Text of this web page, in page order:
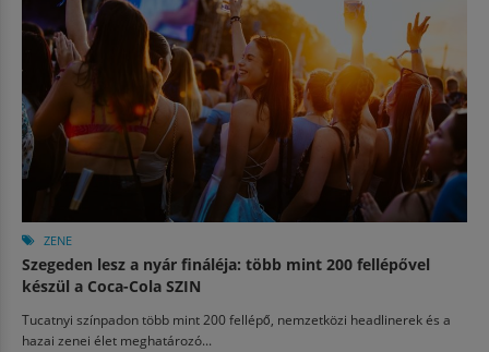
ZENE
Szegeden lesz a nyár fináléja: több mint 200 fellépővel
készül a Coca-Cola SZIN
Tucatnyi színpadon több mint 200 fellépő, nemzetközi headlinerek és a
hazai zenei élet meghatározó...